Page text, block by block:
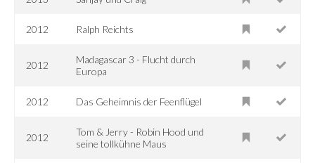
2012 Ralph Reichts
2012
Madagascar 3 - Flucht durch
Europa
2012 Das Geheimnis der Feenflügel
2012
Tom & Jerry - Robin Hood und
seine tollkühne Maus